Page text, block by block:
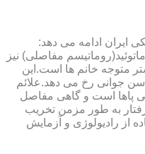
ایران ادامه می دهد:
مفاصلی) نیز
متوجه خانم ها است.این
جوانی رخ می دهد.علائم
پاها است و گاهی مفاصل
به طور مزمن تخریب
از رادیولوژی و آزمایش